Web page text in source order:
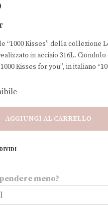
“1000 Kisses” della collezione
in acciaio 316L.
Kisses for you”, in italiano
AGGIUNGI AL CARRELLO
meno?